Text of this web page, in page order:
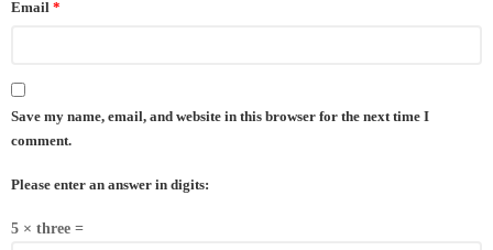
Email *
Save my name, email, and website in this browser for the next time I
comment.
Please enter an answer in digits:
5 × three =